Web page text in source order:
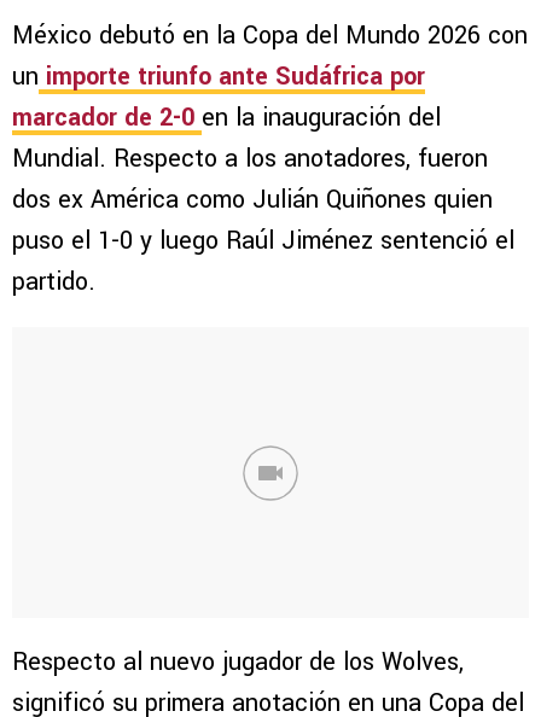
México debutó en la Copa del Mundo 2026 con
un importe triunfo ante Sudáfrica por
marcador de 2-0 en la inauguración del
Mundial. Respecto a los anotadores, fueron
dos ex América como Julián Quiñones quien
puso el 1-0 y luego Raúl Jiménez sentenció el
partido.
Respecto al nuevo jugador de los Wolves,
significó su primera anotación en una Copa del